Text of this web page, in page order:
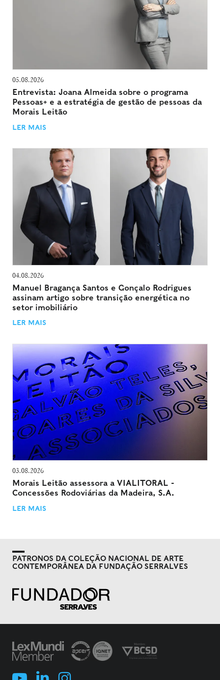
05.08.2026
Entrevista: Joana Almeida sobre o programa
Pessoas+ e a estratégia de gestão de pessoas da
Morais Leitão
LER MAIS
04.08.2026
Manuel Bragança Santos e Gonçalo Rodrigues
assinam artigo sobre transição energética no
setor imobiliário
LER MAIS
03.08.2026
Morais Leitão assessora a VIALITORAL -
Concessões Rodoviárias da Madeira, S.A.
LER MAIS
PATRONOS DA COLEÇÃO NACIONAL DE ARTE
CONTEMPORÂNEA DA FUNDAÇÃO SERRALVES